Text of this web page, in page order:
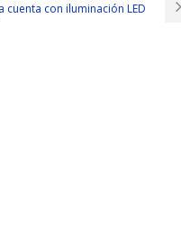
cuenta con iluminación LED